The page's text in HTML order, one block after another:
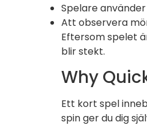
Spelare
Att observera
Eftersom spelet
blir stekt.
Why
Ett kort spel
spin ger du dig